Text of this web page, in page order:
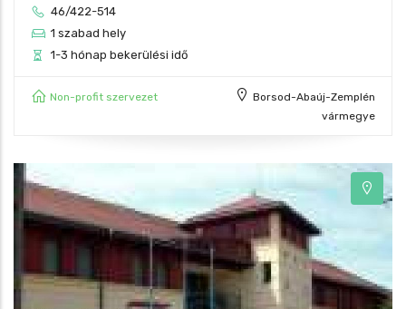
46/422-514
1 szabad hely
1-3 hónap bekerülési idő
Non-profit szervezet
Borsod-Abaúj-Zemplén
vármegye